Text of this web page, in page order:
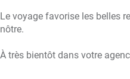
Le voyage favorise les belles
nôtre.
À très bientôt dans votre